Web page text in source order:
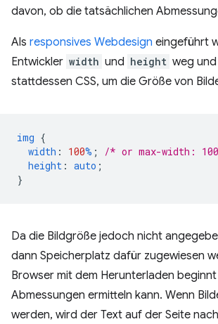
davon, ob die tatsächlichen
Als responsives Webdesign eingeführt
Entwickler width und height weg
stattdessen CSS, um die Größe von
img {
width : 100% ;
/* or max-width:
height : auto ;
}
Da die Bildgröße jedoch nicht
dann Speicherplatz dafür zugewiesen
Browser mit dem Herunterladen
Abmessungen ermitteln kann. Wenn
werden, wird der Text auf der Seite